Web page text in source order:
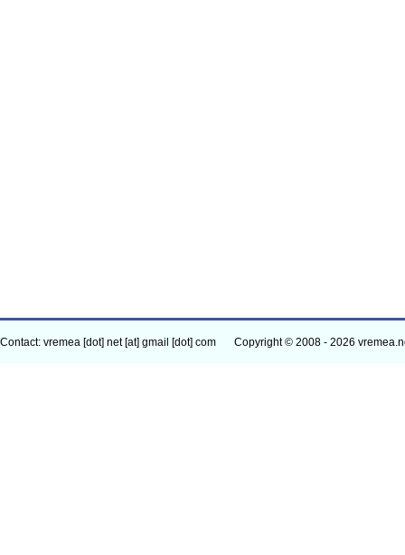
Contact: vremea [dot] net [at] gmail [dot] com Copyright © 2008 - 2026